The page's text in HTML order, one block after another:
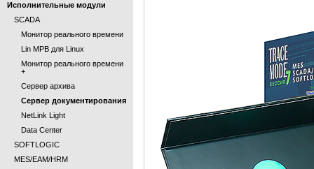
Исполнительные модули
SCADA
Монитор реального времени
Lin МРВ для Linux
Монитор реального времени
+
Сервер архива
Сервер документирования
NetLink Light
Data Center
SOFTLOGIC
MES/EAM/HRM